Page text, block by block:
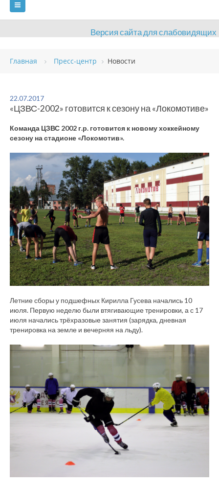
Версия сайта для слабовидящих
ГЛАВНАЯ
ВИДЫ СПОРТА
ОЦЕНКА КАЧЕСТВА ОБРАЗОВАНИЯ
ПЛАТНЫЕ УСЛУГИ КОНТАКТЫ
Главная Пресс-центр Новости
22.07.2017
«ЦЗВС-2002» готовится к сезону на «Локомотиве»
Команда ЦЗВС 2002 г.р. готовится к новому хоккейному
сезону на стадионе «Локомотив».
Летние сборы у подшефных Кирилла Гусева начались 10
июля. Первую неделю были втягивающие тренировки, а с 17
июля начались трёхразовые занятия (зарядка, дневная
тренировка на земле и вечерняя на льду).